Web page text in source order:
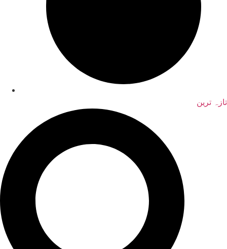
تازہ ترین